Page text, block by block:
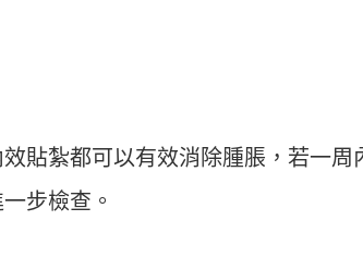
貼紮都可以有效消除腫脹，若一周
步檢查。